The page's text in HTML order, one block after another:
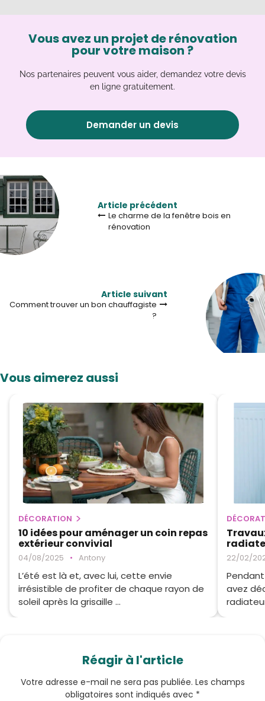
Vous avez un projet de rénovation
pour votre maison ?
Nos partenaires peuvent vous aider, demandez votre devis
en ligne gratuitement.
Demander un devis
Article précédent
Le charme de la fenêtre bois en
rénovation
Article suivant
Comment trouver un bon chauffagiste
?
Vous aimerez aussi
DÉCORATION
10 idées pour aménager un coin repas
extérieur convivial
04/08/2025 • Antony
L’été est là et, avec lui, cette envie
irrésistible de profiter de chaque rayon de
soleil après la grisaille ...
22/02/
avez
Réagir à l'article
Votre adresse e-mail ne sera pas publiée. Les champs
obligatoires sont indiqués avec *